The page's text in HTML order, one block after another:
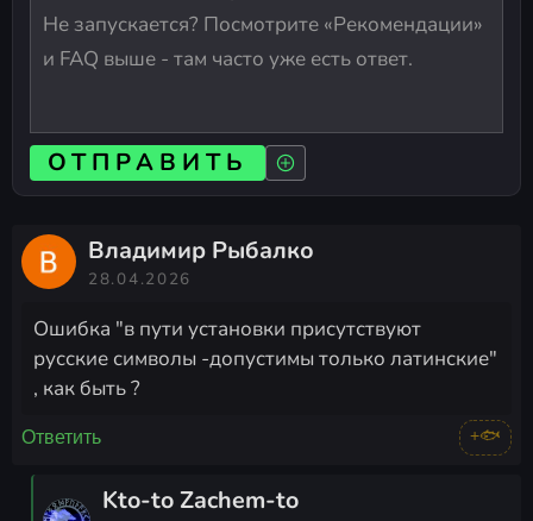
ОТПРАВИТЬ
Владимир Рыбалко
28.04.2026
Ошибка "в пути установки присутствуют
русские символы -допустимы только латинские"
, как быть ?
Ответить +🐟
Kto-to Zachem-to